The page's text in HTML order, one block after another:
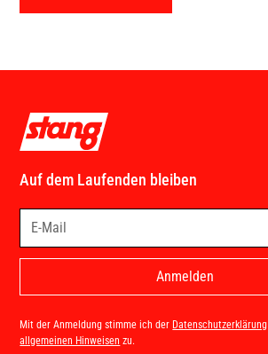
Auf dem Laufenden bleiben
Mit der Anmeldung stimme ich der Datenschutzerklärung
allgemeinen Hinweisen zu.